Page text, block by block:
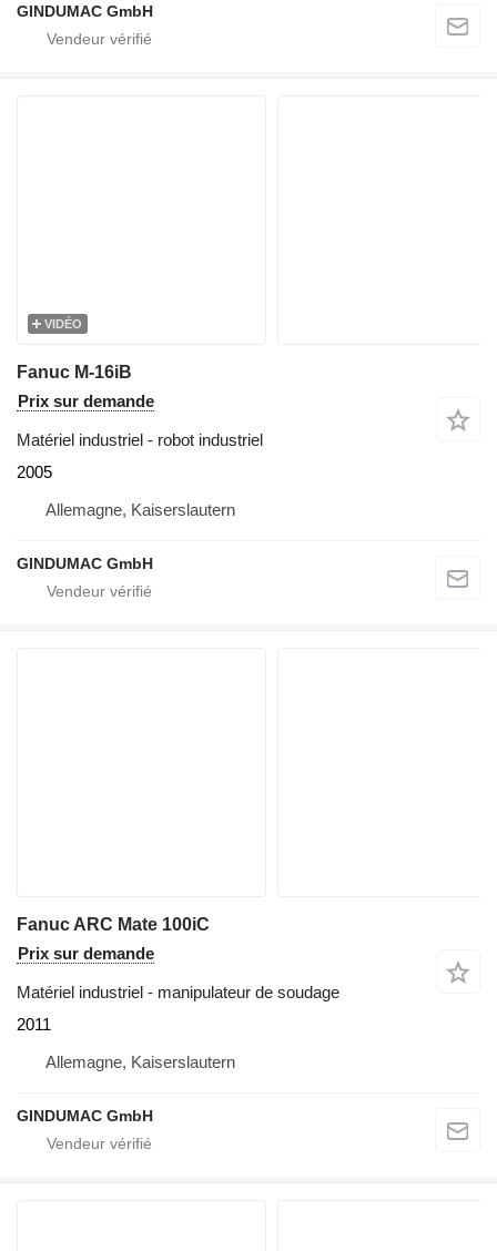
GINDUMAC GmbH
VIDÉO
Fanuc M-16iB
Prix sur demande
Matériel industriel - robot industriel
2005
Allemagne, Kaiserslautern
GINDUMAC GmbH
Fanuc ARC Mate 100iC
Prix sur demande
Matériel industriel - manipulateur de soudage
2011
Allemagne, Kaiserslautern
GINDUMAC GmbH